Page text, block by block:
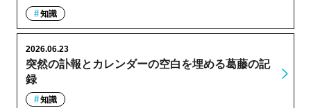
知識
突然の訃報とカレンダーの空白を埋める葛藤の記
録
2026.06.23
知識